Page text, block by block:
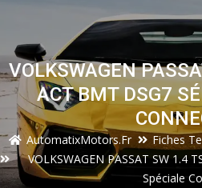
VOLKSWAGEN
ACT BMT DSG7
AutomatixMotors.fr Fiches
VOLKSWAGEN PASSAT SW 1.4
Spéciale